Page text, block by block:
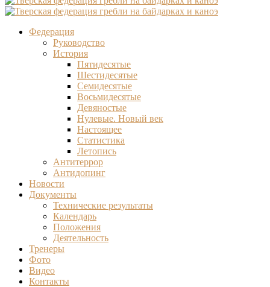
Федерация
Руководство
История
Пятидесятые
Шестидесятые
Семидесятые
Восьмидесятые
Девяностые
Нулевые. Новый век
Настоящее
Статистика
Летопись
Антитеррор
Антидопинг
Новости
Документы
Технические результаты
Календарь
Положения
Деятельность
Тренеры
Фото
Видео
Контакты